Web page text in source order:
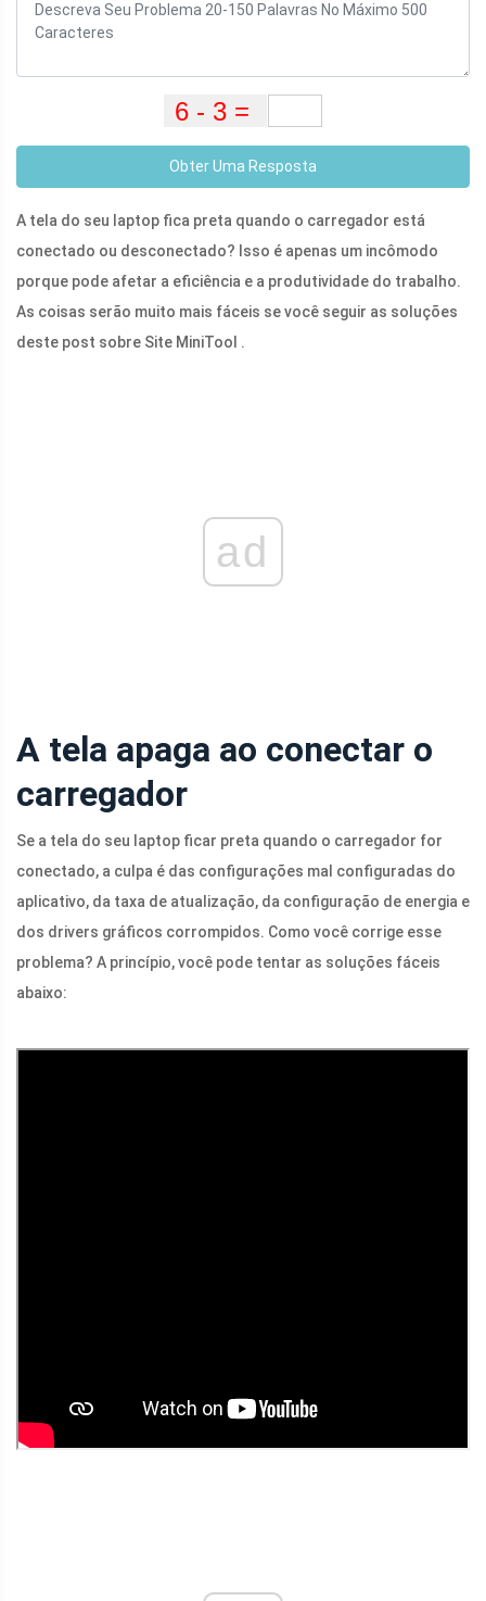
Obter Uma Resposta
A tela do seu laptop fica preta quando o carregador está
conectado ou desconectado? Isso é apenas um incômodo
porque pode afetar a eficiência e a produtividade do trabalho.
As coisas serão muito mais fáceis se você seguir as soluções
deste post sobre Site MiniTool .
ad
A tela apaga ao conectar o
carregador
Se a tela do seu laptop ficar preta quando o carregador for
conectado, a culpa é das configurações mal configuradas do
aplicativo, da taxa de atualização, da configuração de energia e
dos drivers gráficos corrompidos. Como você corrige esse
problema? A princípio, você pode tentar as soluções fáceis
abaixo: